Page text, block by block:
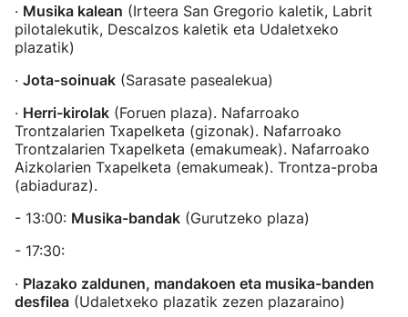
· Musika kalean (Irteera San Gregorio kaletik, Labrit
pilotalekutik, Descalzos kaletik eta Udaletxeko
plazatik)
· Jota-soinuak (Sarasate pasealekua)
· Herri-kirolak (Foruen plaza). Nafarroako
Trontzalarien Txapelketa (gizonak). Nafarroako
Trontzalarien Txapelketa (emakumeak). Nafarroako
Aizkolarien Txapelketa (emakumeak). Trontza-proba
(abiaduraz).
- 13:00: Musika-bandak (Gurutzeko plaza)
- 17:30:
· Plazako zaldunen, mandakoen eta musika-banden
desfilea (Udaletxeko plazatik zezen plazaraino)